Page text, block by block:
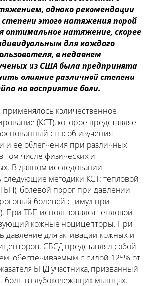
однако рекомендации
этого натяжения порой
оптимальное натяжение, скорее
для каждого
в недавнем
из США была предпринята
влияние различной степени
на восприятие боли.
количественное
(КСТ), которое представляет
способ изучения
и ее облегчения при различных
том числе физических и
В данном исследовании
следующие методики КСТ: тепловой
болевой порог при давлении
болевой стимул при
При ТБП использовался тепловой
кожные ноцицепторы. При
давление для активации кожных и
СБСД представлял собой
обеспечиваемым с силой 125% от
БПД участника, призванный
боль в глубоколежащих мышцах.